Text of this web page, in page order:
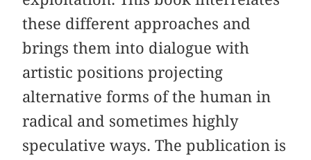
these different approaches and
brings them into dialogue with
artistic positions projecting
alternative forms of the human in
radical and sometimes highly
speculative ways. The publication is